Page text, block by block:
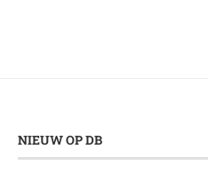
NIEUW OP DB